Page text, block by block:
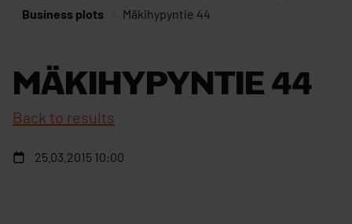
Business plots
Mäkihypyntie 44
MÄKIHYPYNTIE 44
Back to results
25.03.2015 10:00